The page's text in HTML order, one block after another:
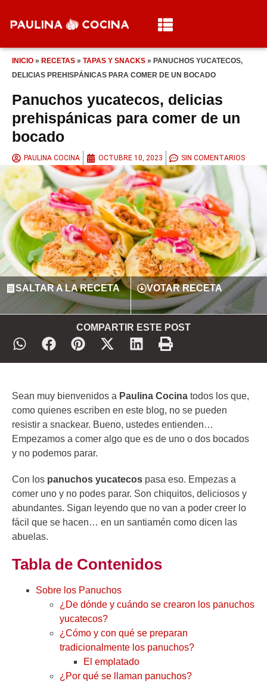
INICIO » RECETAS » TAPAS Y SNACKS » PANUCHOS YUCATECOS,
DELICIAS PREHISPÁNICAS PARA COMER DE UN BOCADO
Panuchos yucatecos, delicias
prehispánicas para comer de un
bocado
PAULINA COCINA OCTUBRE 10, 2023 SIN COMENTARIOS
SALTAR A LA RECETA VOTAR RECETA
COMPARTIR ESTE POST
Sean muy bienvenidos a Paulina Cocina todos los que,
como quienes escriben en este blog, no se pueden
resistir a snackear. Bueno, ustedes entienden…
Empezamos a comer algo que es de uno o dos bocados
y no podemos parar.
Con los panuchos yucatecos pasa eso. Empezas a
comer uno y no podes parar. Son chiquitos, deliciosos y
abundantes. Sigan leyendo que no van a poder creer lo
fácil que se hacen… en un santiamén como dicen las
abuelas.
Tabla de Contenidos
Sobre los Panuchos
¿De dónde y cuándo se crearon los panuchos
yucatecos?
¿Cómo y con qué se preparan
tradicionalmente los panuchos?
El emplatado
¿Por qué se llaman panuchos?